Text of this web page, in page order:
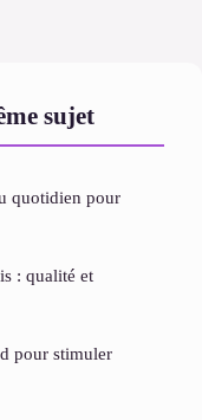
sujet
quotidien pour
: qualité et
pour stimuler